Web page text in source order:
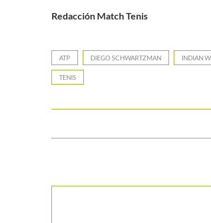
Redacción Match Tenis
ATP DIEGO SCHWARTZMAN INDIAN
TENIS